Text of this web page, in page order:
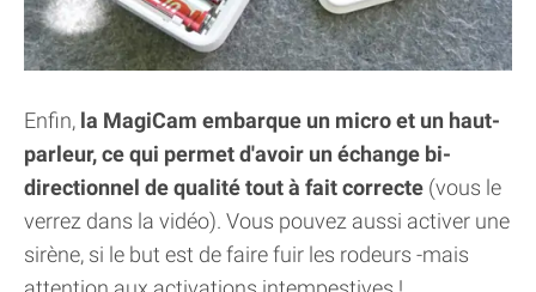
Enfin, la MagiCam embarque un micro et un haut-
parleur, ce qui permet d'avoir un échange bi-
directionnel de qualité tout à fait correcte (vous le
verrez dans la vidéo). Vous pouvez aussi activer une
sirène, si le but est de faire fuir les rodeurs -mais